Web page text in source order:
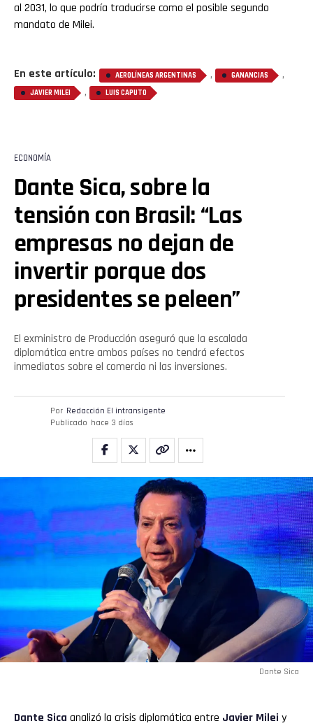
al 2031, lo que podría traducirse como el posible segundo
mandato de Milei.
En este artículo: AEROLÍNEAS ARGENTINAS , GANANCIAS ,
JAVIER MILEI , LUIS CAPUTO
ECONOMÍA
Dante Sica, sobre la
tensión con Brasil: “Las
empresas no dejan de
invertir porque dos
presidentes se peleen”
El exministro de Producción aseguró que la escalada
diplomática entre ambos países no tendrá efectos
inmediatos sobre el comercio ni las inversiones.
Por Redacción El intransigente
Publicado hace 3 días
Dante Sica
Dante Sica analizó la crisis diplomática entre Javier Milei y